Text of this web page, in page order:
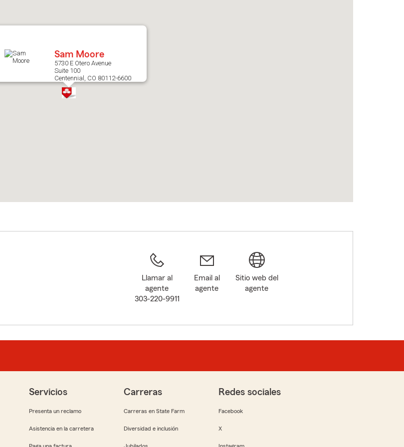
Sam Moore
5730 E Otero Avenue
Suite 100
Centennial, CO 80112-6600
Llamar al
agente
303-220-9911
Email al
agente
Sitio web del
agente
Servicios
Presenta un reclamo
Asistencia en la carretera
Carreras
Carreras en State Farm
Diversidad e inclusión
Redes sociales
Facebook
X